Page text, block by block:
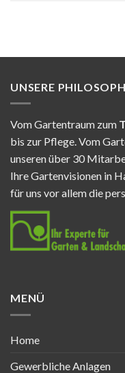
UNSERE
Vom Gartentraum zum
bis zur Pflege. Vom
unseren über 30
Ihre Gartenvisionen in
für uns vor allem die
MENÜ
Home
Gewerbliche Anlagen